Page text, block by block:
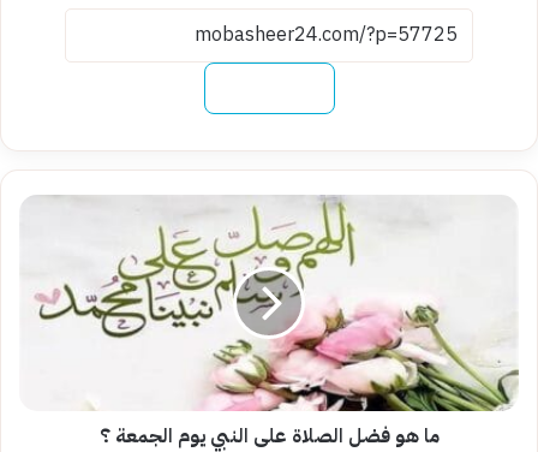
النبي
يوم
الجمعة
؟
ما هو فضل الصلاة على النبي يوم الجمعة ؟